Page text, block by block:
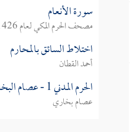
سورة الأنعام
مصحف الحرم المكي لعام 1426هـ
اختلاط السائق بالمحارم
أحمد القطان
الحرم المدني 1 - عصام البخارى
عصام بخاري